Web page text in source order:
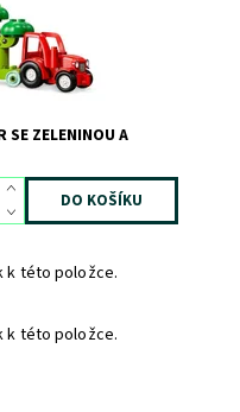
ZELENINOU A
k této položce.
k této položce.